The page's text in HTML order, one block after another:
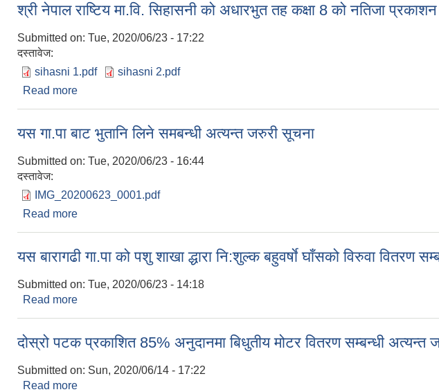
श्री नेपाल राष्टिय मा.वि. सिहासनी को अधारभुत तह कक्षा 8 को नतिजा प्रकाशन
Submitted on: Tue, 2020/06/23 - 17:22
दस्तावेज:
sihasni 1.pdf
sihasni 2.pdf
Read more
यस गा.पा बाट भुतानि लिने समबन्धी अत्यन्त जरुरी सूचना
Submitted on: Tue, 2020/06/23 - 16:44
दस्तावेज:
IMG_20200623_0001.pdf
Read more
यस बारागढी गा.पा को पशु शाखा द्धारा नि:शुल्क बहुवर्षाे घाँसको विरुवा वितरण
Submitted on: Tue, 2020/06/23 - 14:18
Read more
दोस्रो पटक प्रकाशित 85% अनुदानमा बिधुतीय मोटर वितरण सम्बन्धी अत्यन्त
Submitted on: Sun, 2020/06/14 - 17:22
Read more